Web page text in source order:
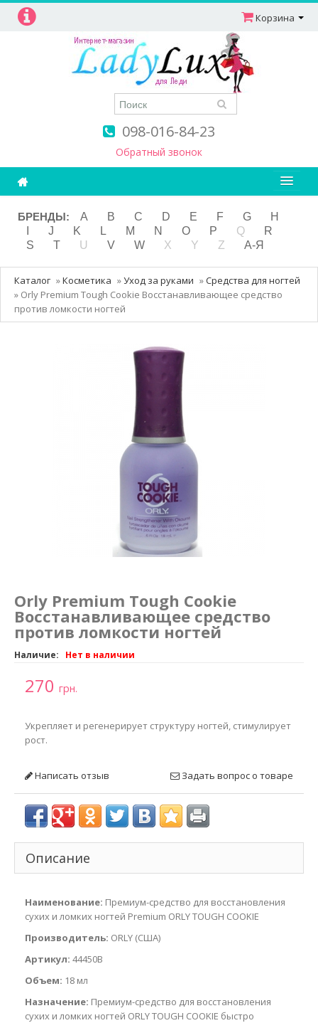
098-016-84-23
Обратный звонок
Корзина
Ароматерапия
Витамины
Детям и мамам
Косметика
Маникюр и педикюр
БРЕНДЫ: A B C D E F G
H
J K L M N O P Q
R
S
T U V W X Y Z А-Я
Каталог »Косметика »Уход за руками »Средства для ногтей
» Orly Premium Tough Cookie Восстанавливающее средство
против ломкости ногтей
Orly Premium Tough Cookie
Восстанавливающее средство
против ломкости ногтей
Наличие: Нет в наличии
270 грн.
Укрепляет и регенерирует структуру ногтей, стимулирует
рост.
Написать отзыв Задать вопрос о товаре
Описание
Наименование: Премиум-средство для восстановления
сухих и ломких ногтей Premium ORLY TOUGH COOKIE
Производитель: ORLY (США)
Артикул: 44450B
Объем: 18 мл
Назначение: Премиум-средство для восстановления
сухих и ломких ногтей ORLY TOUGH COOKIE быстро